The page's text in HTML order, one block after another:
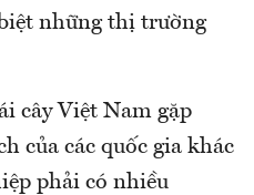
những thị trường
cây Việt Nam gặp
của các quốc gia khác
phải có nhiều